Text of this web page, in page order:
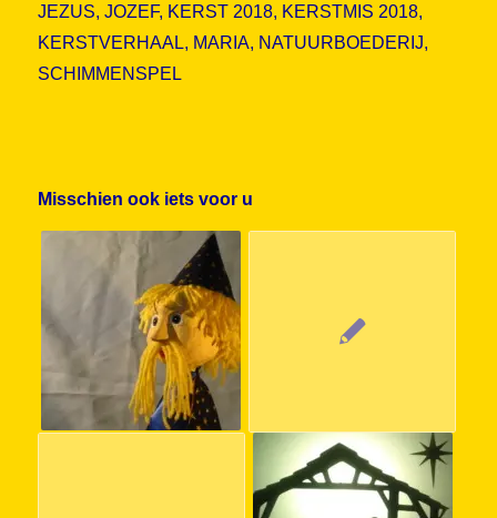
JEZUS, JOZEF, KERST 2018, KERSTMIS 2018,
KERSTVERHAAL, MARIA, NATUURBOEDERIJ,
SCHIMMENSPEL
Misschien ook iets voor u